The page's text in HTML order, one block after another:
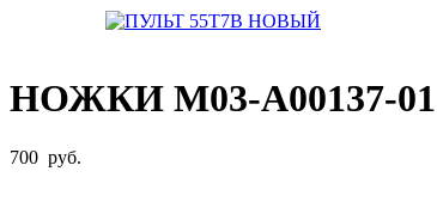
НОЖКИ M03-A00137-
700 руб.